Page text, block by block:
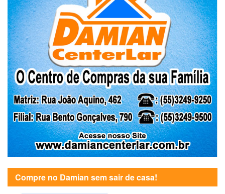
Compre no Damian sem sair de casa!